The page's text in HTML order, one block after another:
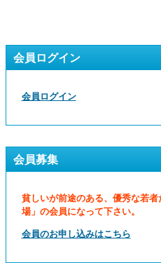
会員ログイン
会員ログイン
会員募集
貧しいが前途のある、優秀な若
場」の会員になって下さい。
会員のお申し込みはこちら